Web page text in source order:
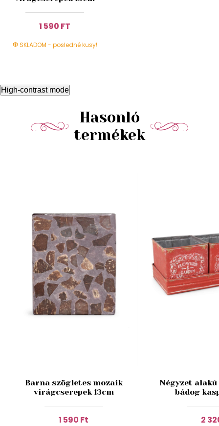
1 590 FT
SKLADOM - posledné kusy!
High-contrast mode
Hasonló
termékek
Barna szögletes mozaik
virágcserepek 13cm
1 590 Ft
Négyzet
bádog
2